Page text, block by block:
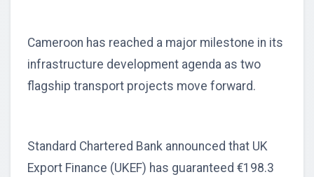
Cameroon has reached a major milestone in its
infrastructure development agenda as two
flagship transport projects move forward.
Standard Chartered Bank announced that UK
Export Finance (UKEF) has guaranteed €198.3